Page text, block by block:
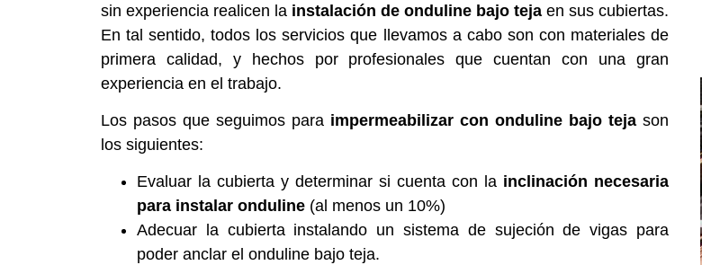
sin experiencia realicen la instalación de onduline bajo teja en sus cubiertas.
En tal sentido, todos los servicios que llevamos a cabo son con materiales de
primera calidad, y hechos por profesionales que cuentan con una gran
experiencia en el trabajo.
Los pasos que seguimos para impermeabilizar con onduline bajo teja son
los siguientes:
Evaluar la cubierta y determinar si cuenta con la inclinación necesaria
para instalar onduline (al menos un 10%)
Adecuar la cubierta instalando un sistema de sujeción de vigas para
poder anclar el onduline bajo teja.